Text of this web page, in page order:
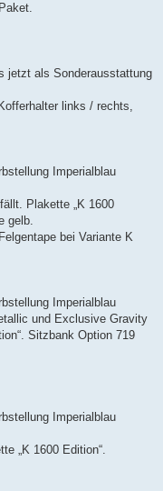
jetzt als Sonderausstattung
links / rechts,
Imperialblau
Plakette „K 1600
gelb.
bei Variante K
Imperialblau
und Exclusive Gravity
Sitzbank Option 719
Imperialblau
„K 1600 Edition“.